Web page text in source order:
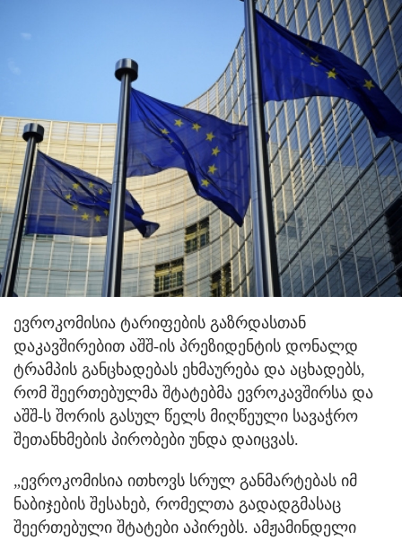
ევროკომისია ტარიფების გაზრდასთან
დაკავშირებით აშშ-ის პრეზიდენტის დონალდ
ტრამპის განცხადებას ეხმაურება და აცხადებს,
რომ შეერთებულმა შტატებმა ევროკავშირსა და
აშშ-ს შორის გასულ წელს მიღწეული სავაჭრო
შეთანხმების პირობები უნდა დაიცვას.
„ევროკომისია ითხოვს სრულ განმარტებას იმ
ნაბიჯების შესახებ, რომელთა გადადგმასაც
შეერთებული შტატები აპირებს. ამჟამინდელი